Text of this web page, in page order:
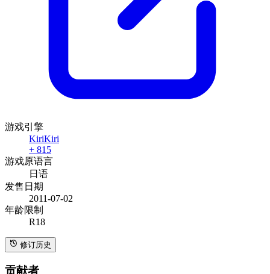
游戏引擎
KiriKiri
+ 815
游戏原语言
日语
发售日期
2011-07-02
年龄限制
R18
修订历史
贡献者